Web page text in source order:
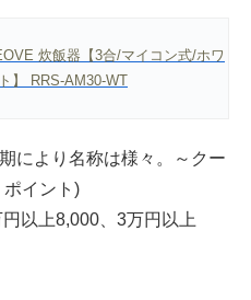
炊飯器【3合/マイコン式/ホワ
】 RRS-AM30-WT
により名称は様々。～クー
ポイント)
以上8,000、3万円以上